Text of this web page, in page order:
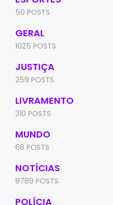
50 POSTS
GERAL
1025 POSTS
JUSTIÇA
259 POSTS
LIVRAMENTO
310 POSTS
MUNDO
68 POSTS
NOTÍCIAS
8789 POSTS
POLÍCIA